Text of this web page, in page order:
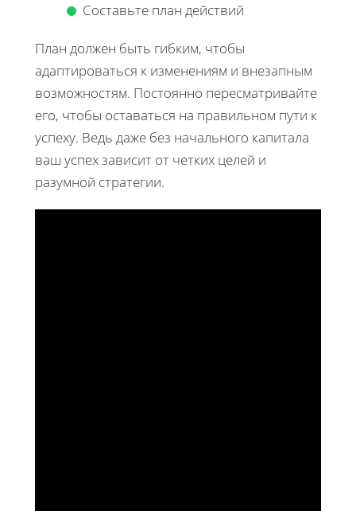
Составьте план действий
План должен быть гибким, чтобы
адаптироваться к изменениям и внезапным
возможностям. Постоянно пересматривайте
его, чтобы оставаться на правильном пути к
успеху. Ведь даже без начального капитала
ваш успех зависит от четких целей и
разумной стратегии.